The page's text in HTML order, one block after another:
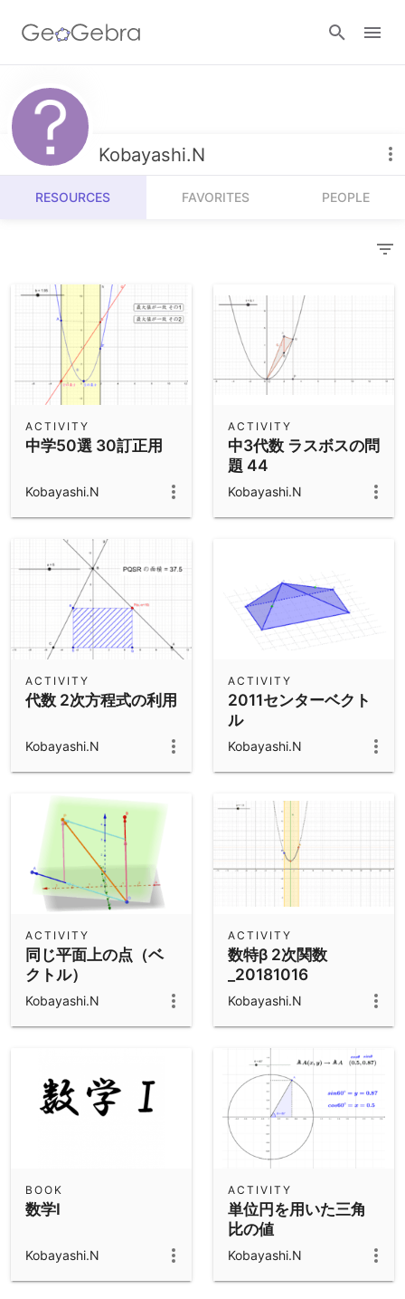
Resources
Number Sense
Algebra
Measurement
Operations
Probability and Statistics
Community Resources
Calculators
Geometry
3D Calculator
App Downloads
Get started with the GeoGebra Apps
Kobayashi.N
RESOURCES FAVORITES PEOPLE
中学50選 30訂正用
ACTIVITY
Kobayashi.N
中3代数 ラスボスの問
題 44
ACTIVITY
Kobayashi.N
代数 2次方程式の利用
ACTIVITY
Kobayashi.N
2011センターベクト
ル
ACTIVITY
Kobayashi.N
同じ平面上の点（ベ
クトル）
ACTIVITY
Kobayashi.N
数特β 2次関数
_20181016
ACTIVITY
Kobayashi.N
数学Ⅰ
BOOK
Kobayashi.N
単位円を用いた三角
比の値
ACTIVITY
Kobayashi.N